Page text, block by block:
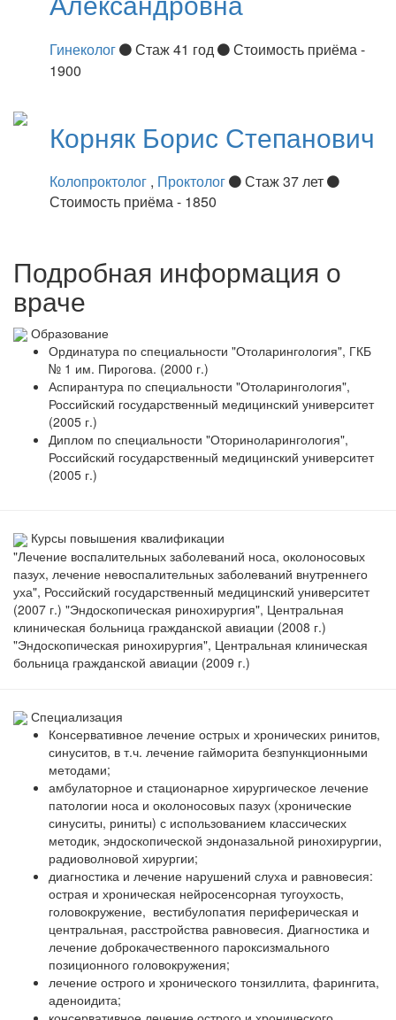
Гинеколог Стаж 41 год
Стоимость приёма -
1900
Корняк Борис Степанович
Колопроктолог , Проктолог
Стаж 37 лет
Стоимость приёма - 1850
Подробная информация о
враче
Образование
Ординатура по специальности "Отоларингология", ГКБ
№ 1 им. Пирогова. (2000 г.)
Аспирантура по специальности "Отоларингология",
Российский государственный медицинский университет
(2005 г.)
Диплом по специальности "Оториноларингология",
Российский государственный медицинский университет
(2005 г.)
Курсы повышения квалификации
"Лечение воспалительных заболеваний носа, околоносовых
пазух, лечение невоспалительных заболеваний внутреннего
уха", Российский государственный медицинский университет
(2007 г.) "Эндоскопическая ринохирургия", Центральная
клиническая больница гражданской авиации (2008 г.)
"Эндоскопическая ринохирургия", Центральная клиническая
больница гражданской авиации (2009 г.)
Специализация
Консервативное лечение острых и хронических ринитов,
синуситов, в т.ч. лечение гайморита безпункционными
методами;
амбулаторное и стационарное хирургическое лечение
патологии носа и околоносовых пазух (хронические
синуситы, риниты) с использованием классических
методик, эндоскопической эндоназальной ринохирургии,
радиоволновой хирургии;
диагностика и лечение нарушений слуха и равновесия:
острая и хроническая нейросенсорная тугоухость,
головокружение, вестибулопатия периферическая и
центральная, расстройства равновесия. Диагностика и
лечение доброкачественного пароксизмального
позиционного головокружения;
лечение острого и хронического тонзиллита, фарингита,
аденоидита;